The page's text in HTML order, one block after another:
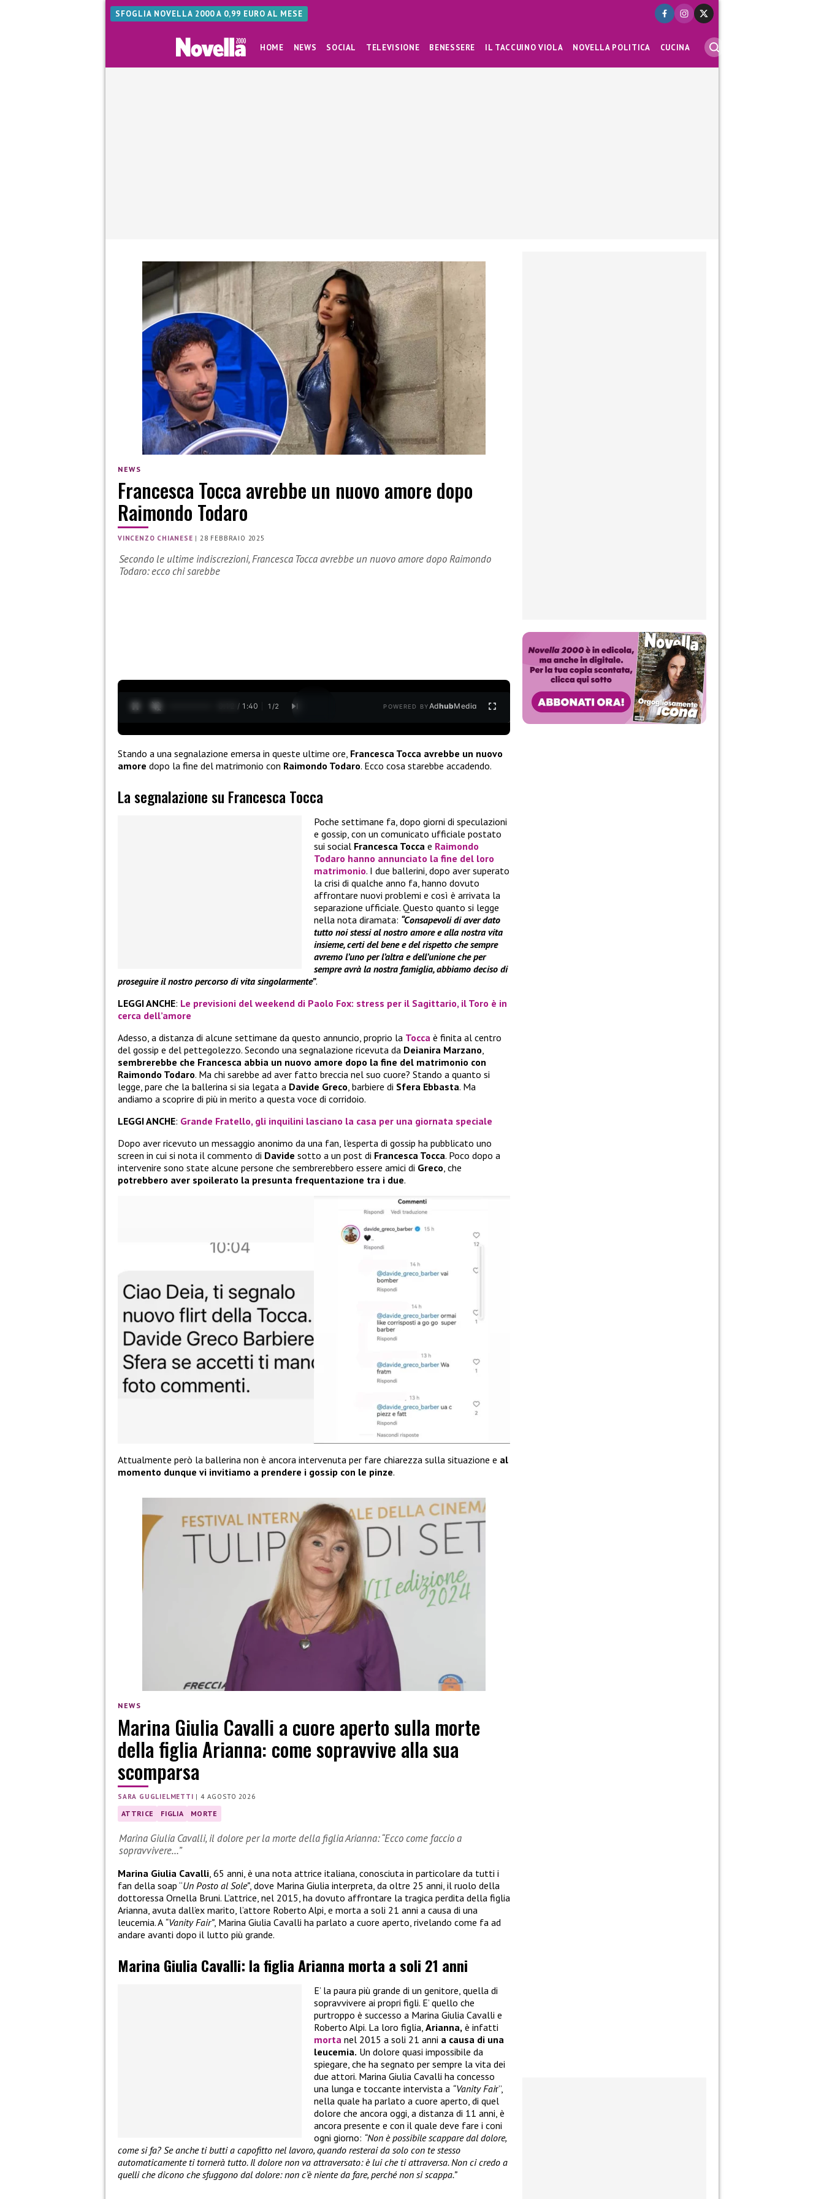
SFOGLIA NOVELLA 2000 A 0,99 EURO AL MESE
HOME NEWS SOCIAL TELEVISIONE BENESSERE IL TACCUINO VIOLA NOVELLA POLITICA CUCINA
NEWS
Francesca Tocca avrebbe un nuovo amore dopo
Raimondo Todaro
VINCENZO CHIANESE |28 FEBBRAIO 2025
Secondo le ultime indiscrezioni, Francesca Tocca avrebbe un nuovo amore dopo Raimondo
Todaro: ecco chi sarebbe
0:13 / 1:40 1 /2 POWERED BYAdhubMedia
Stando a una segnalazione emersa in queste ultime ore, Francesca Tocca avrebbe un nuovo
amore dopo la fine del matrimonio con Raimondo Todaro. Ecco cosa starebbe accadendo.
La segnalazione su Francesca Tocca
Poche settimane fa, dopo giorni di speculazioni
e gossip, con un comunicato ufficiale postato
sui social Francesca Tocca e Raimondo
Todaro hanno annunciato la fine del loro
matrimonio. I due ballerini, dopo aver superato
la crisi di qualche anno fa, hanno dovuto
affrontare nuovi problemi e così è arrivata la
separazione ufficiale. Questo quanto si legge
nella nota diramata: “Consapevoli di aver dato
tutto noi stessi al nostro amore e alla nostra vita
insieme, certi del bene e del rispetto che sempre
avremo l’uno per l’altra e dell’unione che per
sempre avrà la nostra famiglia, abbiamo deciso di
proseguire il nostro percorso di vita singolarmente”.
LEGGI ANCHE: Le previsioni del weekend di Paolo Fox: stress per il Sagittario, il Toro è in
cerca dell’amore
Adesso, a distanza di alcune settimane da questo annuncio, proprio la Tocca è finita al centro
del gossip e del pettegolezzo. Secondo una segnalazione ricevuta da Deianira Marzano,
sembrerebbe che Francesca abbia un nuovo amore dopo la fine del matrimonio con
Raimondo Todaro. Ma chi sarebbe ad aver fatto breccia nel suo cuore? Stando a quanto si
legge, pare che la ballerina si sia legata a Davide Greco, barbiere di Sfera Ebbasta. Ma
andiamo a scoprire di più in merito a questa voce di corridoio.
LEGGI ANCHE: Grande Fratello, gli inquilini lasciano la casa per una giornata speciale
Dopo aver ricevuto un messaggio anonimo da una fan, l’esperta di gossip ha pubblicato uno
screen in cui si nota il commento di Davide sotto a un post di Francesca Tocca. Poco dopo a
intervenire sono state alcune persone che sembrerebbero essere amici di Greco, che
potrebbero aver spoilerato la presunta frequentazione tra i due.
Attualmente però la ballerina non è ancora intervenuta per fare chiarezza sulla situazione e al
momento dunque vi invitiamo a prendere i gossip con le pinze.
NEWS
Marina Giulia Cavalli a cuore aperto sulla morte
della figlia Arianna: come sopravvive alla sua
scomparsa
SARA GUGLIELMETTI |4 AGOSTO 2026
ATTRICE FIGLIA MORTE
Marina Giulia Cavalli, il dolore per la morte della figlia Arianna: “Ecco come faccio a
sopravvivere…”
Marina Giulia Cavalli, 65 anni, è una nota attrice italiana, conosciuta in particolare da tutti i
fan della soap “Un Posto al Sole”, dove Marina Giulia interpreta, da oltre 25 anni, il ruolo della
dottoressa Ornella Bruni. L’attrice, nel 2015, ha dovuto affrontare la tragica perdita della figlia
Arianna, avuta dall’ex marito, l’attore Roberto Alpi, e morta a soli 21 anni a causa di una
leucemia. A “Vanity Fair”, Marina Giulia Cavalli ha parlato a cuore aperto, rivelando come fa ad
andare avanti dopo il lutto più grande.
Marina Giulia Cavalli: la figlia Arianna morta a soli 21 anni
E’ la paura più grande di un genitore, quella di
sopravvivere ai propri figli. E’ quello che
purtroppo è successo a Marina Giulia Cavalli e
Roberto Alpi. La loro figlia, Arianna, è infatti
morta nel 2015 a soli 21 anni a causa di una
leucemia. Un dolore quasi impossibile da
spiegare, che ha segnato per sempre la vita dei
due attori. Marina Giulia Cavalli ha concesso
una lunga e toccante intervista a “Vanity Fair”,
nella quale ha parlato a cuore aperto, di quel
dolore che ancora oggi, a distanza di 11 anni, è
ancora presente e con il quale deve fare i coni
ogni giorno: “Non è possibile scappare dal dolore,
come si fa? Se anche ti butti a capofitto nel lavoro, quando resterai da solo con te stesso
automaticamente ti tornerà tutto. Il dolore non va attraversato: è lui che ti attraversa. Non ci credo a
quelli che dicono che sfuggono dal dolore: non c’è niente da fare, perché non si scappa.”